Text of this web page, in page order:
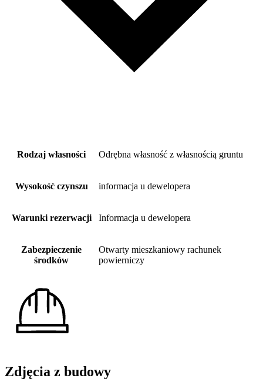
Rodzaj własności Odrębna własność z własnością gruntu
Wysokość czynszu informacja u dewelopera
Warunki rezerwacji Informacja u dewelopera
Zabezpieczenie
środków
Otwarty mieszkaniowy rachunek
powierniczy
Zdjęcia z budowy